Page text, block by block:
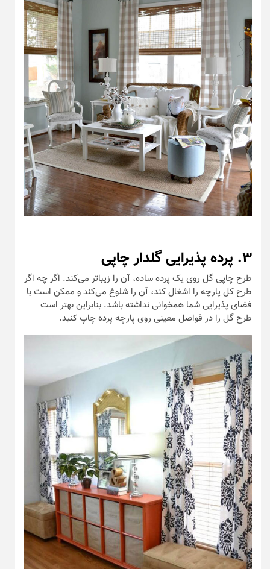
۳. پرده پذیرایی گلدار چاپی
طرح چاپی گل روی یک پرده‌ ساده، آن را زیباتر می‌کند. اگر چه اگر
طرح کل پارچه را اشغال کند، آن را شلوغ می‌کند و ممکن است با
فضای پذیرایی شما همخوانی نداشته باشد. بنابراین بهتر است
طرح گل را در فواصل معینی روی پارچه پرده چاپ کنید.